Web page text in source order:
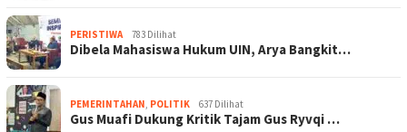
PERISTIWA 783 Dilihat
Dibela Mahasiswa Hukum UIN, Arya Bangkit…
PEMERINTAHAN POLITIK 637 Dilihat
Gus Muafi Dukung Kritik Tajam Gus Ryvqi …